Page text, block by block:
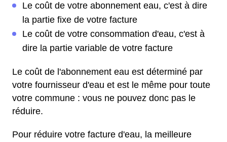
Le coût de votre abonnement eau, c'est à dire
la partie fixe de votre facture
Le coût de votre consommation d'eau, c'est à
dire la partie variable de votre facture
Le coût de l'abonnement eau est déterminé par
votre fournisseur d'eau et est le même pour toute
votre commune : vous ne pouvez donc pas le
réduire.
Pour réduire votre facture d'eau, la meilleure